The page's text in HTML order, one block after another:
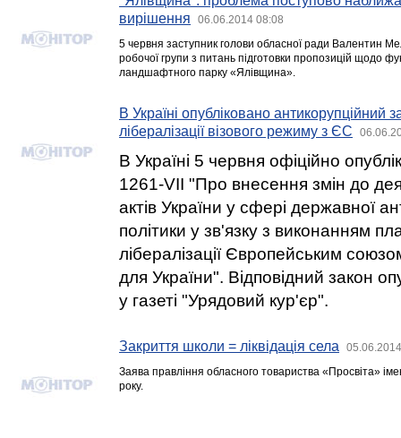
вирішення
06.06.2014 08:08
5 червня заступник голови обласної ради Валентин
робочої групи з питань підготовки пропозицій щодо
ландшафтного парку «Ялівщина».
В Україні опубліковано антикорупційний
лібералізації візового режиму з ЄС
В Україні 5 червня офіційно
1261-VII "Про внесення змін до
актів України у сфері державної
політики у зв'язку з виконанням
лібералізації Європейським
для України". Відповідний закон
у газеті "Урядовий кур'єр".
Закриття школи = ліквідація села
Заява правління обласного товариства «Просвіта»
року.